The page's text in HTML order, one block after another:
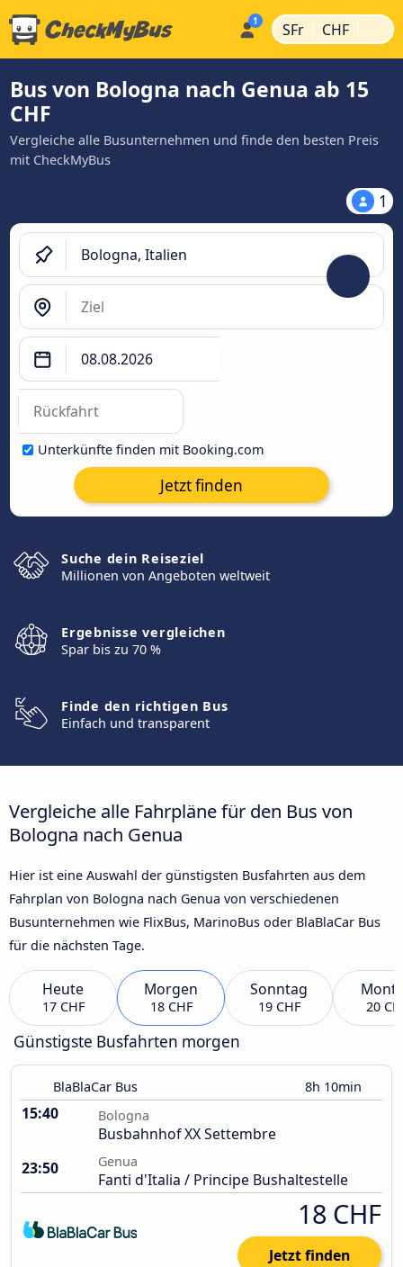
SFr | CHF |
Bus von Bologna nach Genua ab 15
CHF
Vergleiche alle Busunternehmen und finde den besten Preis
mit CheckMyBus
1
Unterkünfte finden mit Booking.com
Jetzt finden
Suche dein Reiseziel
Millionen von Angeboten weltweit
Ergebnisse vergleichen
Spar bis zu 70 %
Finde den richtigen Bus
Einfach und transparent
Vergleiche alle Fahrpläne für den Bus von
Bologna nach Genua
Hier ist eine Auswahl der günstigsten Busfahrten aus dem
Fahrplan von Bologna nach Genua von verschiedenen
Busunternehmen wie FlixBus, MarinoBus oder BlaBlaCar Bus
für die nächsten Tage.
Heute
17 CHF
Morgen
18 CHF
Sonntag
19 CHF 20
Günstigste Busfahrten morgen
BlaBlaCar Bus 8h 10min
15:40 Bologna
Busbahnhof XX Settembre
23:50
Genua
Fanti d'Italia / Principe Bushaltestelle
18 CHF
Jetzt finden